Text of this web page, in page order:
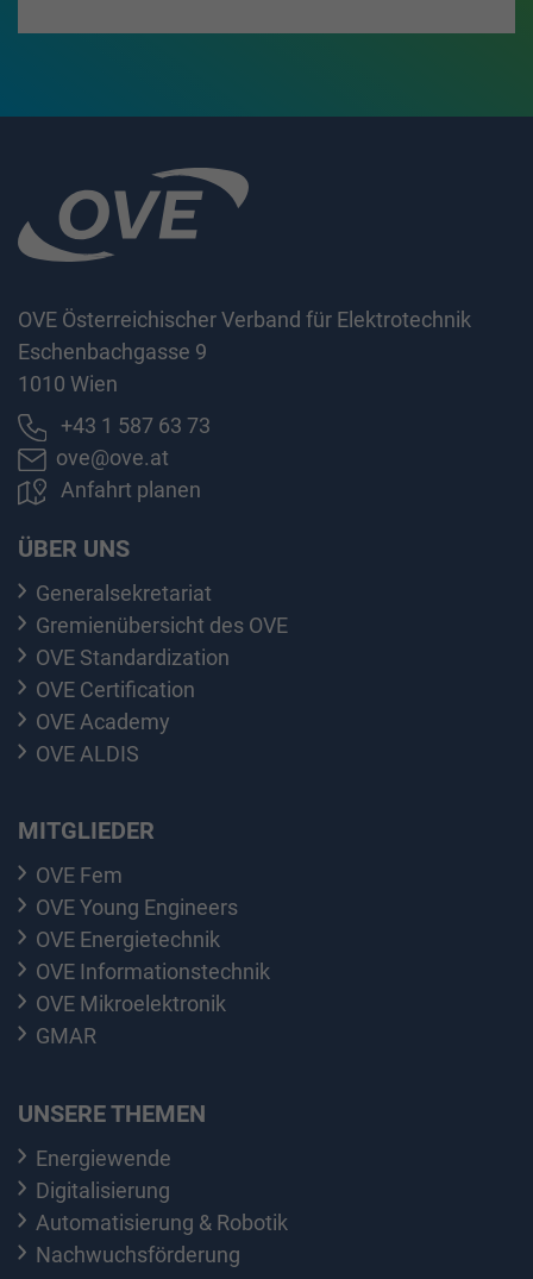
OVE Österreichischer Verband für Elektrotechnik
Eschenbachgasse 9
1010 Wien
+43 1 587 63 73
ove@ove.at
Anfahrt planen
ÜBER UNS
Generalsekretariat
Gremienübersicht des OVE
OVE Standardization
OVE Certification
OVE Academy
OVE ALDIS
MITGLIEDER
OVE Fem
OVE Young Engineers
OVE Energietechnik
OVE Informationstechnik
OVE Mikroelektronik
GMAR
UNSERE THEMEN
Energiewende
Digitalisierung
Automatisierung & Robotik
Nachwuchsförderung